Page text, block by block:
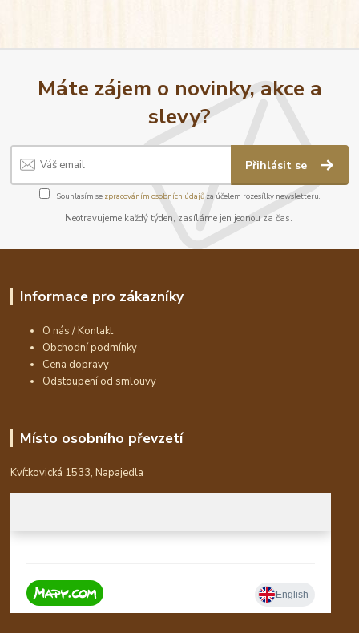
Máte zájem o novinky, akce a
slevy?
Přihlásit se
Souhlasím se zpracováním osobních údajůza účelem rozesílky newsletteru.
Neotravujeme každý týden, zasíláme jen jednou za čas.
Informace pro zákazníky
O nás / Kontakt
Obchodní podmínky
Cena dopravy
Odstoupení od smlouvy
Místo osobního převzetí
Kvítkovická 1533, Napajedla